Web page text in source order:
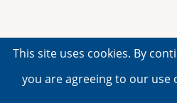
This site uses cookies. By
you are agreeing to our use